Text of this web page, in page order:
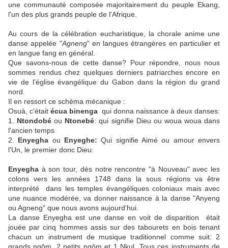
une communauté composée majoritairement du peuple Ekang,
l'un des plus grands peuple de l'Afrique.
Au cours de la célébration eucharistique, la chorale anime une
danse appelée "Agneng" en langues étrangères en particulier et
en langue fang en général.
Que savons-nous de cette danse? Pour répondre, nous nous
sommes rendus chez quelques derniers patriarches encore en
vie de l'église évangélique du Gabon dans la région du grand
nord.
Il en ressort ce schéma mécanique :
Osuà, c'était écua binenga qui donna naissance à deux danses:
1. Ntondobéou Ntonebé: qui signifie Dieu ou woua woua dans
l'ancien temps
2. Enyegha ou Enyeghe: Qui signifie Aimé ou amour envers
l'Un, le premier donc Dieu:
Enyegha à son tour, dès notre rencontre "à Nouveau" avec les
colons vers les années 1748 dans la sous régions va être
interprété dans les temples évangéliques coloniaux mais avec
une nuance modérée, va donner naissance à la danse "Anyeng
ou Agneng" que nous avons aujourd'hui.
La danse Enyegha est une danse en voit de disparition était
jouée par cinq hommes assis sur des tabourets en bois tenant
chacun un instrument de musique traditionnel comme suit: 2